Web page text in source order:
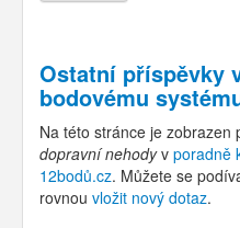
Ostatní příspěvky
bodovému
Na této stránce je zobrazen
dopravní nehodyv poradně
12bodů.cz. Můžete se
rovnou vložit nový dotaz.